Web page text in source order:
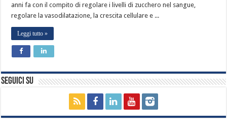
anni fa con il compito di regolare i livelli di zucchero nel sangue,
regolare la vasodilatazione, la crescita cellulare e ...
Leggi tutto »
Seguici su